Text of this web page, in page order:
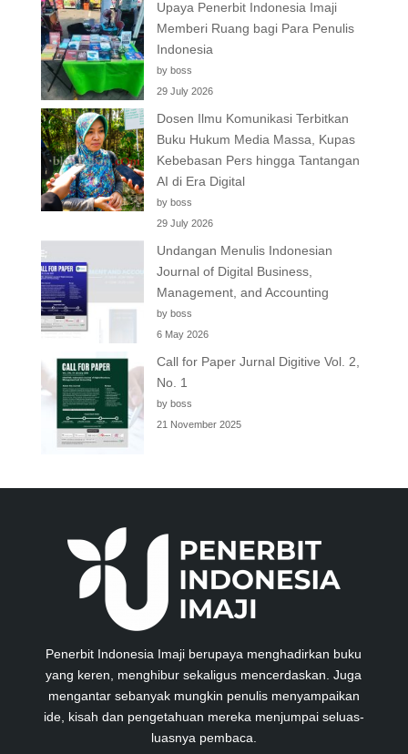
Upaya Penerbit Indonesia Imaji
Memberi Ruang bagi Para Penulis
Indonesia
by boss
29 July 2026
Dosen Ilmu Komunikasi Terbitkan
Buku Hukum Media Massa, Kupas
Kebebasan Pers hingga Tantangan
AI di Era Digital
by boss
29 July 2026
Undangan Menulis Indonesian
Journal of Digital Business,
Management, and Accounting
by boss
6 May 2026
Call for Paper Jurnal Digitive Vol. 2,
No. 1
by boss
21 November 2025
Penerbit Indonesia Imaji berupaya menghadirkan buku
yang keren, menghibur sekaligus mencerdaskan. Juga
mengantar sebanyak mungkin penulis menyampaikan
ide, kisah dan pengetahuan mereka menjumpai seluas-
luasnya pembaca.